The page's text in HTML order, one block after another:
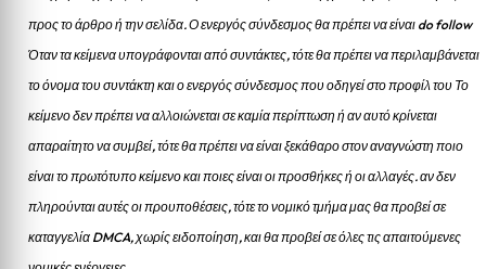
προς το άρθρο ή την σελίδα.Ο ενεργός σύνδεσμος θα πρέπει να είναι do follow
Όταν τα κείμενα υπογράφονται από συντάκτες, τότε θα πρέπει να περιλαμβάνεται
το όνομα του συντάκτη και ο ενεργός σύνδεσμος που οδηγεί στο προφίλ του Το
κείμενο δεν πρέπει να αλλοιώνεται σε καμία περίπτωση ή αν αυτό κρίνεται
απαραίτητο να συμβεί, τότε θα πρέπει να είναι ξεκάθαρο στον αναγνώστη ποιο
είναι το πρωτότυπο κείμενο και ποιες είναι οι προσθήκες ή οι αλλαγές. αν δεν
πληρούνται αυτές οι προυποθέσεις, τότε το νομικό τμήμα μας θα προβεί σε
καταγγελία DMCA, χωρίς ειδοποίηση, και θα προβεί σε όλες τις απαιτούμενες